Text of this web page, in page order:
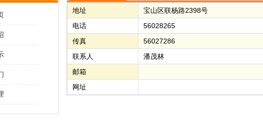
地址
宝山区联杨路2398号
电话
56028265
传真
56027286
联系人
潘茂林
邮箱
网址